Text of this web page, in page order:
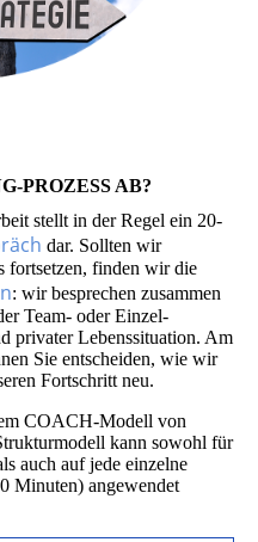
PROZESS AB?
stellt in der Regel ein 20-
dar. Sollten wir
fortsetzen, finden wir die
: wir besprechen zusammen
Team- oder Einzel-
privater Lebenssituation. Am
Sie entscheiden, wie wir
Fortschritt neu.
COACH-Modell von
kann sowohl für
auch auf jede einzelne
Minuten) angewendet